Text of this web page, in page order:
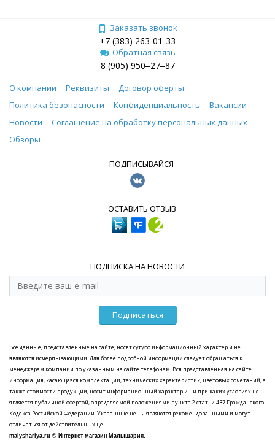
Заказать звонок
+7 (383) 263-01-33
Обратная связь
8 (905) 950‒27‒87
О компании Реквизиты
Договор оферты
Политика безопасности
Конфиденциальность
Вакансии
Новости
Соглашение на обработку персональных данных
Обзоры
ПОДПИСЫВАЙСЯ
ОСТАВИТЬ ОТЗЫВ
ПОДПИСКА НА НОВОСТИ
Подписаться
Все данные, представленные на сайте, носят сугубо информационный характер и не
являются исчерпывающими. Для более подробной информации следует обращаться к
менеджерам компании по указанным на сайте телефонам. Вся представленная на сайте
информация, касающаяся комплектации, технических характеристик, цветовых сочетаний, а
также стоимости продукции, носит информационный характер и ни при каких условиях не
является публичной офертой, определяемой положениями пункта 2 статьи 437 Гражданского
Кодекса Российской Федерации. Указанные цены являются рекомендованными и могут
отличаться от действительных цен.
malyshariya.ru © Интернет-магазин Малышария.